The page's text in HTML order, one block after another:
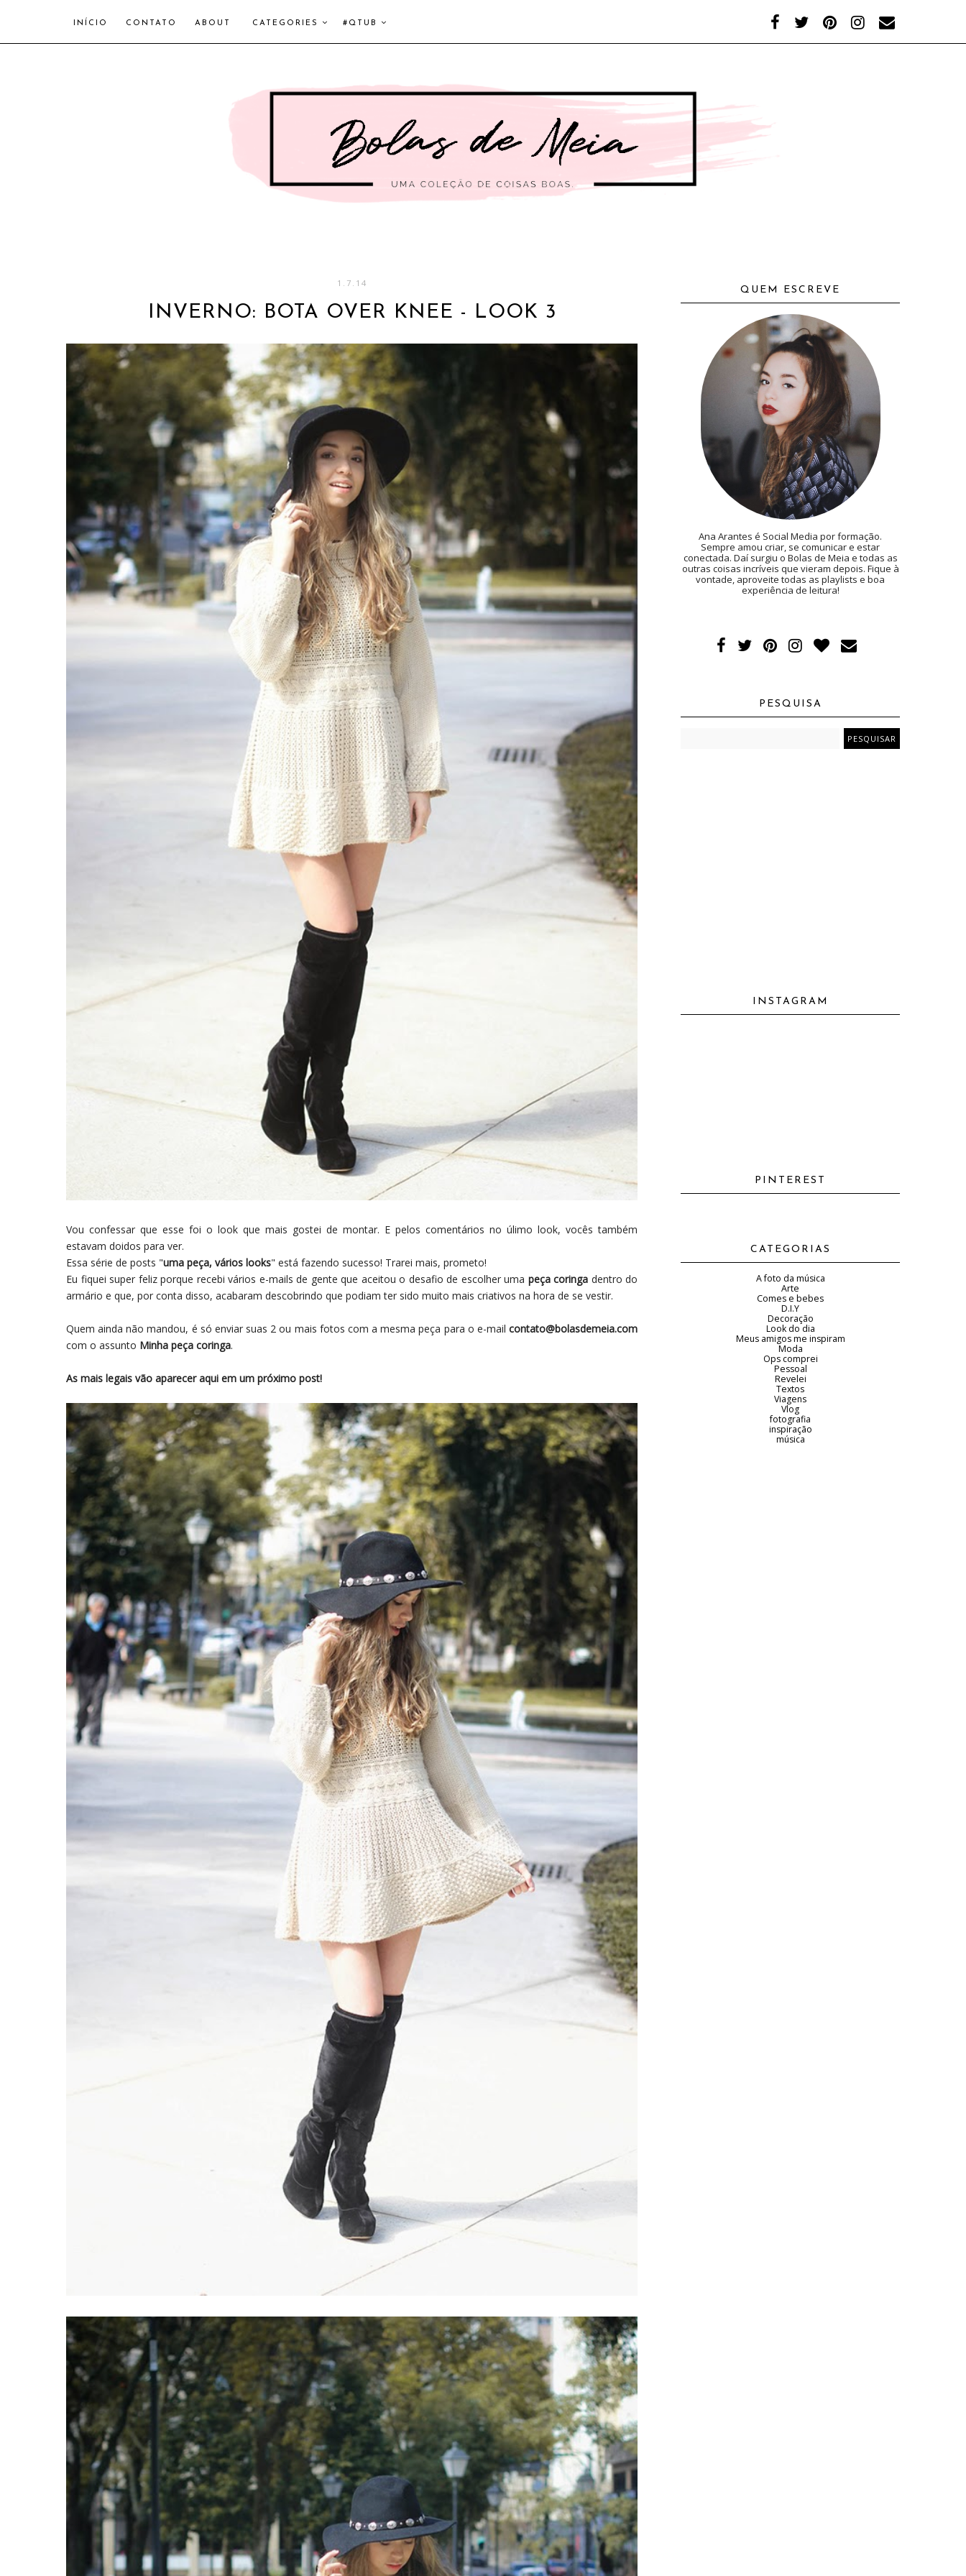
INÍCIO CONTATO ABOUT CATEGORIES #QTUB
1.7.14
INVERNO: BOTA OVER KNEE - LOOK 3
Vou confessar que esse foi o look que mais gostei de montar. E pelos comentários no úlimo look, vocês também
estavam doidos para ver.
Essa série de posts "uma peça, vários looks" está fazendo sucesso! Trarei mais, prometo!
Eu fiquei super feliz porque recebi vários e-mails de gente que aceitou o desafio de escolher uma peça coringa dentro do
armário e que, por conta disso, acabaram descobrindo que podiam ter sido muito mais criativos na hora de se vestir.
Quem ainda não mandou, é só enviar suas 2 ou mais fotos com a mesma peça para o e-mail contato@bolasdemeia.com
com o assunto Minha peça coringa.
As mais legais vão aparecer aqui em um próximo post!
QUEM ESCREVE
Ana Arantes é Social Media por formação.
Sempre amou criar, se comunicar e estar
conectada. Daí surgiu o Bolas de Meia e todas as
outras coisas incríveis que vieram depois. Fique à
vontade, aproveite todas as playlists e boa
experiência de leitura!
PESQUISA
INSTAGRAM
PINTEREST
CATEGORIAS
A foto da música
Arte
Comes e bebes
D.I.Y
Decoração
Look do dia
Meus amigos me inspiram
Moda
Ops comprei
Pessoal
Revelei
Textos
Viagens
Vlog
fotografia
inspiração
música